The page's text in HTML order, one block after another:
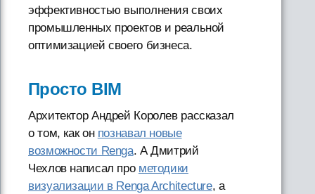
эффективностью выполнения своих
промышленных проектов и реальной
оптимизацией своего бизнеса.
Просто BIM
Архитектор Андрей Королев рассказал
о том, как он познавал новые
возможности Renga. А Дмитрий
Чехлов написал про методики
визуализации в Renga Architecture, а